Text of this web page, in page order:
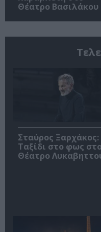
Θέατρο Βασιλάκου
Σταύρος Ξαρχάκος:
Ταξίδι στο φως στο
Θέατρο